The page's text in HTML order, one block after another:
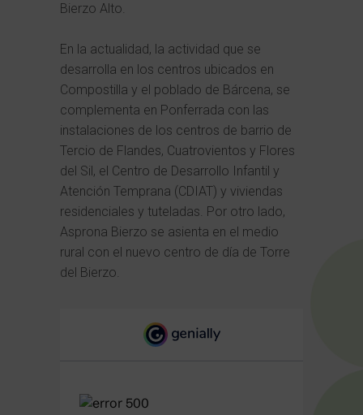
Bierzo Alto.
En la actualidad, la actividad que se
desarrolla en los centros ubicados en
Compostilla y el poblado de Bárcena, se
complementa en Ponferrada con las
instalaciones de los centros de barrio de
Tercio de Flandes, Cuatrovientos y Flores
del Sil, el Centro de Desarrollo Infantil y
Atención Temprana (CDIAT) y viviendas
residenciales y tuteladas. Por otro lado,
Asprona Bierzo se asienta en el medio
rural con el nuevo centro de día de Torre
del Bierzo.